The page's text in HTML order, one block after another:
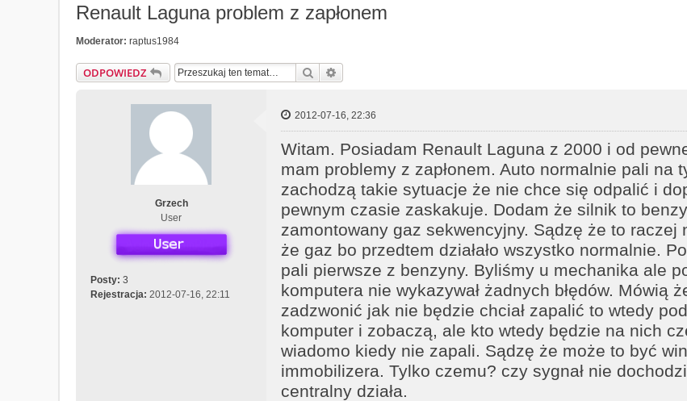
Renault Laguna problem z zapłonem
Moderator: raptus1984
ODPOWIEDZ Szukaj
Grzech
User
Posty: 3
Rejestracja: 2012-07-16, 22:11
2012-07-16, 22:36
Witam. Posiadam Renault Laguna z 2000 i od
mam problemy z zapłonem. Auto normalnie pali na
zachodzą takie sytuacje że nie chce się odpalić i
pewnym czasie zaskakuje. Dodam że silnik to
zamontowany gaz sekwencyjny. Sądzę że to raczej
że gaz bo przedtem działało wszystko normalnie.
pali pierwsze z benzyny. Byliśmy u mechanika ale
komputera nie wykazywał żadnych błędów. Mówią
zadzwonić jak nie będzie chciał zapalić to wtedy
komputer i zobaczą, ale kto wtedy będzie na nich
wiadomo kiedy nie zapali. Sądzę że może to być
immobilizera. Tylko czemu? czy sygnał nie
centralny działa.